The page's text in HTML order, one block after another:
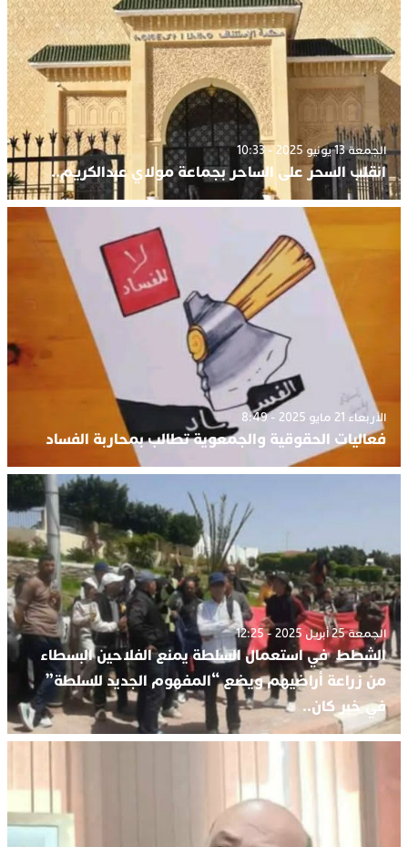
الجمعة 13 يونيو 2025 - 10:33
انقلب السحر على الساحر بجماعة مولاي عبدالكريم..
الأربعاء 21 مايو 2025 - 8:49
فعاليات الحقوقية والجمعوية تطالب بمحاربة الفساد
الجمعة 25 أبريل 2025 - 12:25
الشطط في استعمال السلطة يمنع الفلاحين البسطاء
من زراعة أراضيهم ويضع “المفهوم الجديد للسلطة”
في خبر كان..